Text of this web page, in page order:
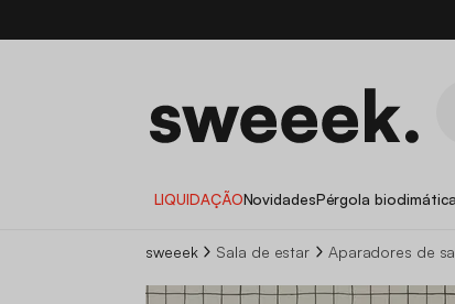
LIQUIDAÇÃONovidadesPérgola bioclimática
sweeek Sala de estar Aparadores de